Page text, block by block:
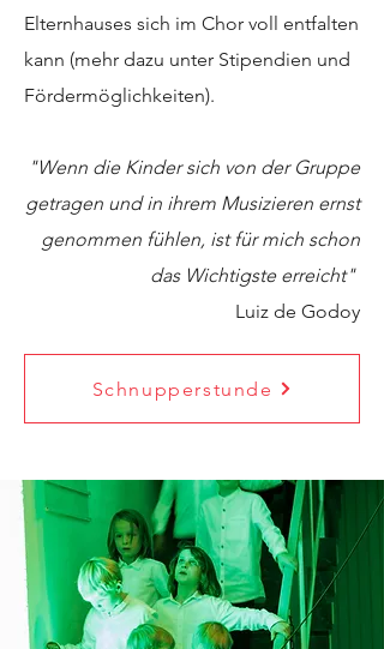
Elternhauses sich im Chor voll entfalten
kann (mehr dazu unter Stipendien und
Fördermöglichkeiten).
"Wenn die Kinder sich von der Gruppe
getragen und in ihrem Musizieren ernst
genommen fühlen, ist für mich schon
das Wichtigste erreicht"
Luiz de Godoy​
Schnupperstunde